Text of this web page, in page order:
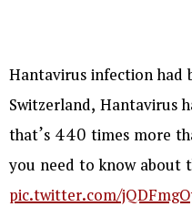
Hantavirus infection had
Switzerland, Hantavirus
that’s 440 times more
you need to know about
pic.twitter.com/